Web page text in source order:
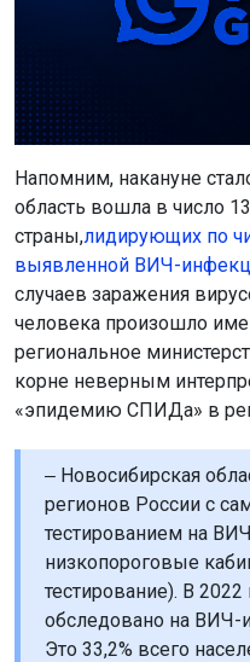
Напомним, накануне
область вошла в число
страны,лидирующих по
выявленной ВИЧ-
случаев заражения
человека произошло
региональное
корне неверным
«эпидемию СПИДа» в
‒ Новосибирская
регионов России с
тестированием на
низкопороговые
тестирование). В 2022
обследовано на ВИЧ-
Это 33,2% всего